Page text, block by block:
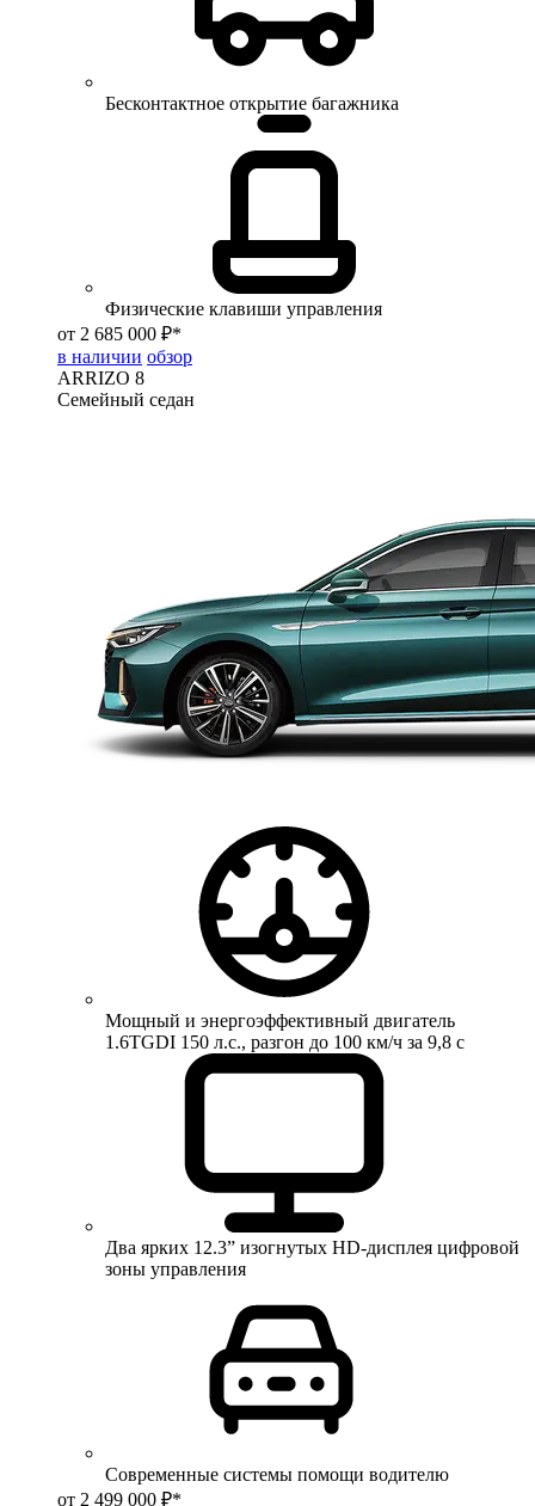
Бесконтактное открытие багажника
Физические клавиши управления
от 2 685 000 ₽*
в наличии обзор
ARRIZO 8
Семейный седан
Мощный и энергоэффективный двигатель
1.6TGDI 150 л.с., разгон до 100 км/ч за 9,8 с
Два ярких 12.3” изогнутых HD-дисплея цифровой
зоны управления
Современные системы помощи водителю
от 2 499 000 ₽*